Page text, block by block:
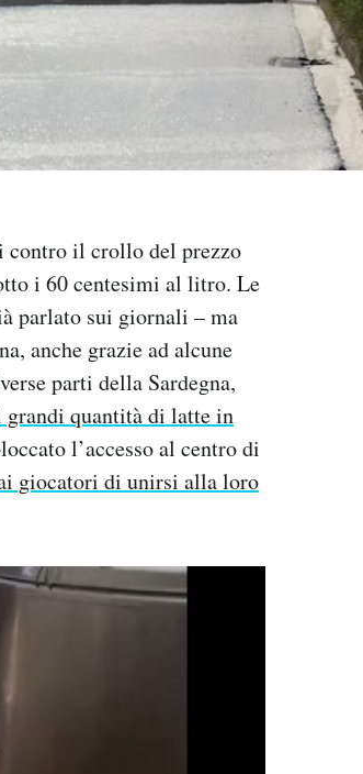
contro il crollo del prezzo
i 60 centesimi al litro. Le
parlato sui giornali – ma
anche grazie ad alcune
parti della Sardegna,
quantità di latte in
l’accesso al centro di
giocatori di unirsi alla loro